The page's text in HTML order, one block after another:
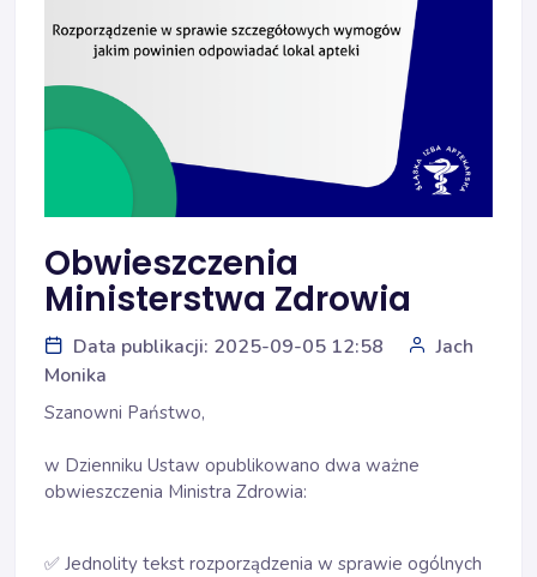
Obwieszczenia
Ministerstwa Zdrowia
Data publikacji: 2025-09-05 12:58
Jach
Monika
Szanowni Państwo,
w Dzienniku Ustaw opublikowano dwa ważne
obwieszczenia Ministra Zdrowia:
✅ Jednolity tekst rozporządzenia w sprawie ogólnych